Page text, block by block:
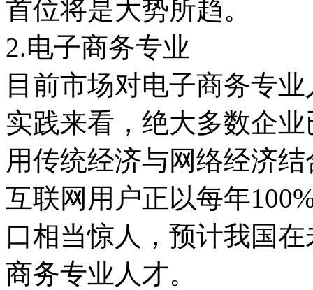
首位将是大势所趋。
2.电子商务专业
目前市场对电子商务专
实践来看，绝大多数企
用传统经济与网络经济
互联网用户正以每年
口相当惊人，预计我国
商务专业人才。